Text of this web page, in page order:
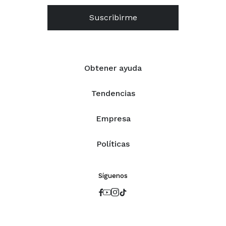
Obtener ayuda
Tendencias
Empresa
Políticas
Suscribirme
Síguenos
